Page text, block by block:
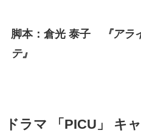
脚本：倉光 泰子
『ア
テ』
ドラマ 「PICU」 キ